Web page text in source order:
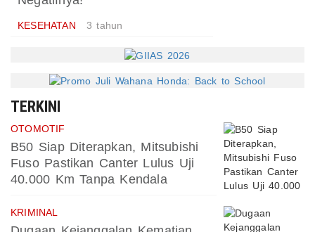
KESEHATAN 3 tahun
TERKINI
OTOMOTIF
B50 Siap Diterapkan, Mitsubishi
Fuso Pastikan Canter Lulus Uji
40.000 Km Tanpa Kendala
KRIMINAL